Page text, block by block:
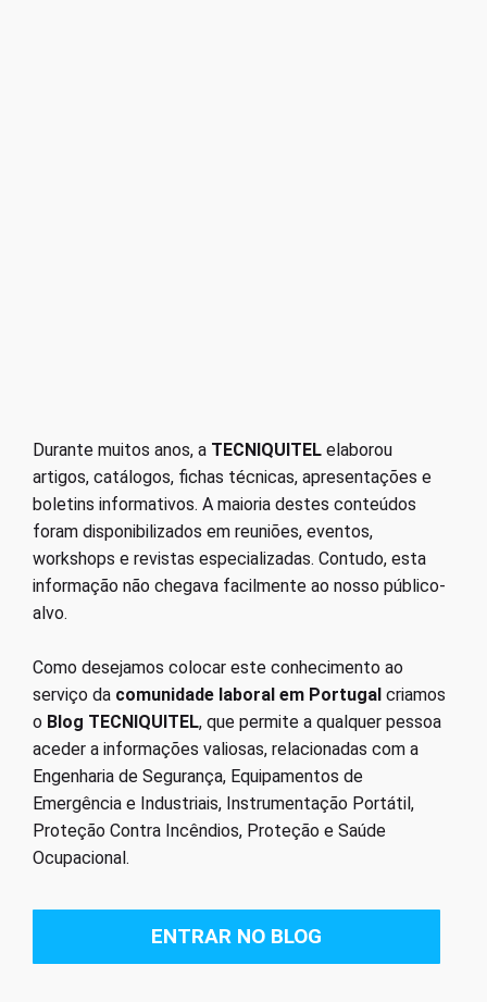
Durante muitos anos, a TECNIQUITEL elaborou
artigos, catálogos, fichas técnicas, apresentações e
boletins informativos. A maioria destes conteúdos
foram disponibilizados em reuniões, eventos,
workshops e revistas especializadas. Contudo, esta
informação não chegava facilmente ao nosso público-
alvo.
Como desejamos colocar este conhecimento ao
serviço da comunidade laboral em Portugal criamos
o Blog TECNIQUITEL, que permite a qualquer pessoa
aceder a informações valiosas, relacionadas com a
Engenharia de Segurança, Equipamentos de
Emergência e Industriais, Instrumentação Portátil,
Proteção Contra Incêndios, Proteção e Saúde
Ocupacional.
ENTRAR NO BLOG